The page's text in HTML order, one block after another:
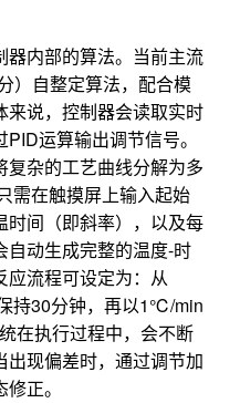
器内部的算法。当前主流
）自整定算法，配合模
来说，控制器会读取实时
运算输出调节信号。
杂的工艺曲线分解为多
需在触摸屏上输入起始
时间（即斜率），以及每
自动生成完整的温度-时
应流程可设定为：从
30分钟，再以1℃/min
在执行过程中，会不断
出现偏差时，通过调节加
正。